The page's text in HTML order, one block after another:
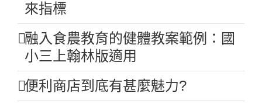
來指標
融入食農教育的健體教案範例：國
小三上翰林版適用
便利商店到底有甚麼魅力?